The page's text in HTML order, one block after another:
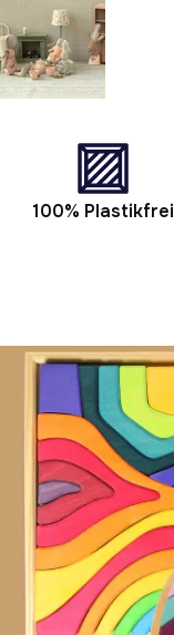
100% Plastikfrei